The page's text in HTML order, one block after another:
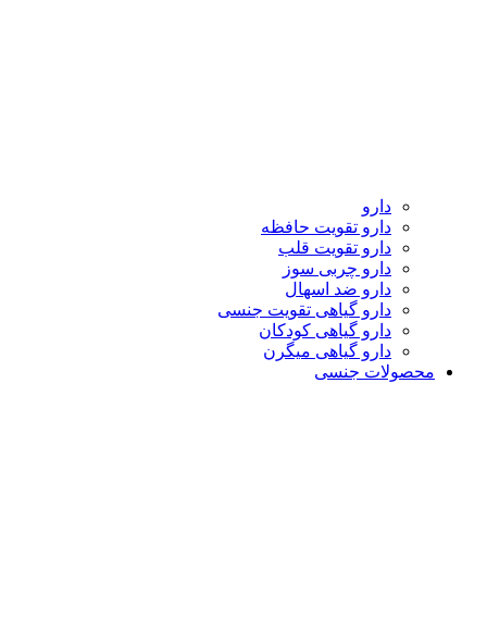
دارو
دارو تقویت حافظه
دارو تقویت قلب
دارو چربی سوز
دارو ضد اسهال
دارو گیاهی تقویت جنسی
دارو گیاهی کودکان
دارو گیاهی میگرن
محصولات جنسی